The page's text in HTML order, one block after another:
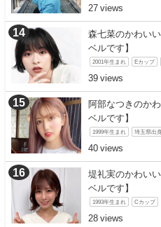
27
森七菜のかわい
ベルです】
2001年生まれ Eカップ
39
阿部なつきのか
ベルです】
1999年生まれ 埼玉県出
40
堤礼実のかわい
ベルです】
1993年生まれ Cカップ
28